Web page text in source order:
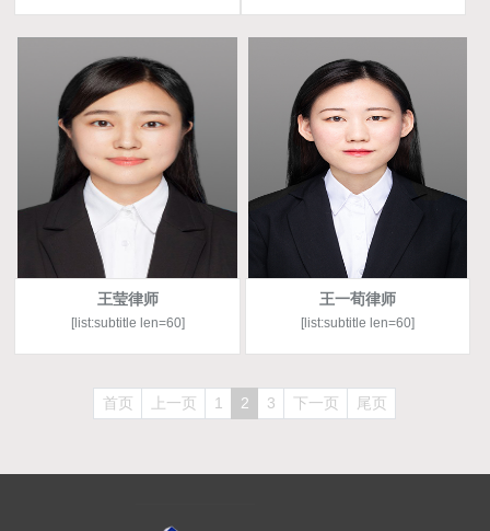
王莹律师
[list:subtitle len=60]
王一荀律师
[list:subtitle len=60]
首页 上一页 1 2 3 下一页 尾页